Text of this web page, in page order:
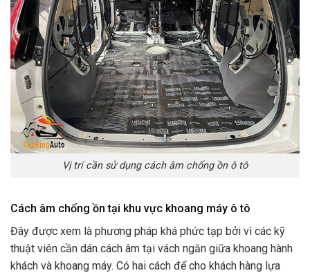
Vị trí cần sử dụng cách âm chống ồn ô tô
Cách âm chống ồn tại khu vực khoang máy ô tô
Đây được xem là phương pháp khá phức tạp bởi vì các kỹ
thuật viên cần dán cách âm tại vách ngăn giữa khoang hành
khách và khoang máy. Có hai cách để cho khách hàng lựa